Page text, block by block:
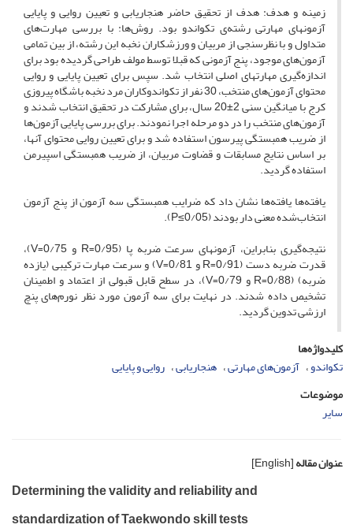
زمینه و هدف: هدف از تحقیق حاضر هنجاریابی و تعیین روایی و پایایی
آزمونهای مهارتی رشته‌ی تکواندو بود. روش‌ها: با بررسی مهارت‌های
متداول و با نظرسنجی از مربیان و ورزشکاران نخبه این رشته، از ‏بین تمامی
آزمون‌های موجود، پنج آزمونی که قبلا توسط مولف طراحی گردیده بود برای
اندازه‌گیری مهارتهای اصلی انتخاب شد. سپس برای تعیین پایایی و روایی
محتوای ‏آزمون‌های منتخب، 30 نفر از تکواندوکاران مرد نخبه باشگاه پیروزی
کرج با میانگین سنی 2±20 سال، برای مشارکت در تحقیق انتخاب شدند و
آزمون‌های منتخب را در دو مرحله ‏اجرا نمودند. برای بررسی پایایی آزمون‌ها
از ضریب همبستگی پیرسون استفاده شد و برای تعیین روایی محتوای آنها،
بر اساس نتایج مسابقات و قضاوت مربیان، از ضریب همبستگی ‏اسپیرمن
استفاده گردید.
یافته‌ها یافته‌ها نشان داد که ضرایب همبستگی سه آزمون از پنج آزمون
انتخاب‌شده معنی دار بودند (‏P≤0/05‎‏).
نتیجه‌گیری بنابراین، آزمونهای سرعت ضربه پا (‏R=0/95‎‏ و ‏V=0/75‎‏)،
قدرت ضربه دست (‏R=0/91‎‏ و ‏V=0/81‎‏) و سرعت مهارت ترکیبی (یازده
ضربه) (‏R=0/88‎‏ و ‏V=0/79‎‏)، در سطح قابل قبولی از اعتماد و اطمینان
تشخیص داده ‏شدند.‏‎ ‎در نهایت برای سه آزمون مورد نظر نورم‌های پنچ
ارزشی تدوین گردید. ‏
کلیدواژه‌ها
تکواندو آزمون‌های مهارتی هنجاریابی روایی و پایایی
موضوعات
سایر
عنوان مقاله[English]
Determining the validity and reliability and
standardization of Taekwondo skill tests